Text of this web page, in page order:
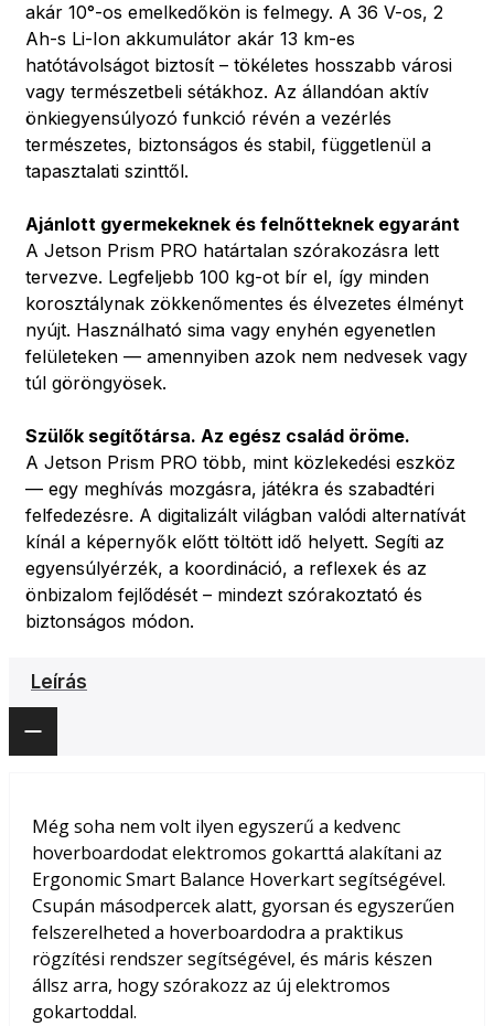
akár 10°-os emelkedőkön is felmegy. A 36 V-os, 2
Ah-s Li-Ion akkumulátor akár 13 km-es
hatótávolságot biztosít – tökéletes hosszabb városi
vagy természetbeli sétákhoz. Az állandóan aktív
önkiegyensúlyozó funkció révén a vezérlés
természetes, biztonságos és stabil, függetlenül a
tapasztalati szinttől.
Ajánlott gyermekeknek és felnőtteknek egyaránt
A Jetson Prism PRO határtalan szórakozásra lett
tervezve. Legfeljebb 100 kg-ot bír el, így minden
korosztálynak zökkenőmentes és élvezetes élményt
nyújt. Használható sima vagy enyhén egyenetlen
felületeken — amennyiben azok nem nedvesek vagy
túl göröngyösek.
Szülők segítőtársa. Az egész család öröme.
A Jetson Prism PRO több, mint közlekedési eszköz
— egy meghívás mozgásra, játékra és szabadtéri
felfedezésre. A digitalizált világban valódi alternatívát
kínál a képernyők előtt töltött idő helyett. Segíti az
egyensúlyérzék, a koordináció, a reflexek és az
önbizalom fejlődését – mindezt szórakoztató és
biztonságos módon.
Leírás
Még soha nem volt ilyen egyszerű a kedvenc
hoverboardodat elektromos gokarttá alakítani az
Ergonomic Smart Balance Hoverkart segítségével.
Csupán másodpercek alatt, gyorsan és egyszerűen
felszerelheted a hoverboardodra a praktikus
rögzítési rendszer segítségével, és máris készen
állsz arra, hogy szórakozz az új elektromos
gokartoddal.